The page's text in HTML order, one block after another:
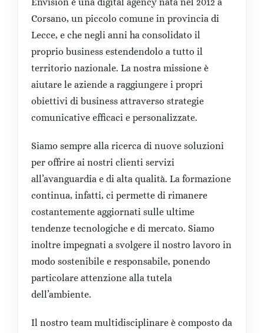
Corsano, un piccolo comune in provincia di
Lecce, e che negli anni ha consolidato il
proprio business estendendolo a tutto il
territorio nazionale. La nostra missione è
aiutare le aziende a raggiungere i propri
obiettivi di business attraverso strategie
comunicative efficaci e personalizzate.
Siamo sempre alla ricerca di nuove soluzioni
per offrire ai nostri clienti servizi
all’avanguardia e di alta qualità. La formazione
continua, infatti, ci permette di rimanere
costantemente aggiornati sulle ultime
tendenze tecnologiche e di mercato. Siamo
inoltre impegnati a svolgere il nostro lavoro in
modo sostenibile e responsabile, ponendo
particolare attenzione alla tutela
dell’ambiente.
Il nostro team multidisciplinare è composto da